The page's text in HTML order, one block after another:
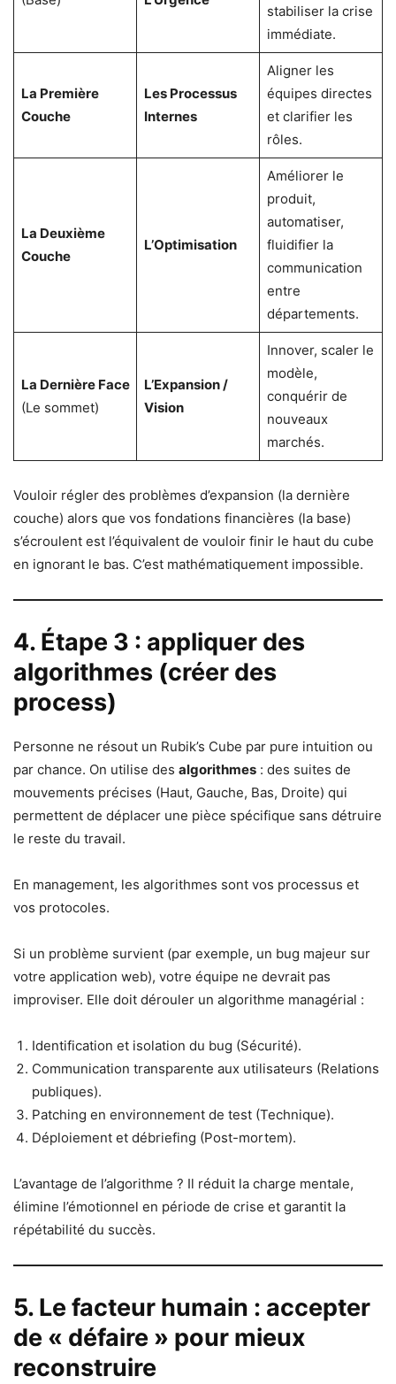
stabiliser la crise
immédiate.
La Première
Couche
Les Processus
Internes
Aligner les
équipes directes
et clarifier les
rôles.
La Deuxième
Couche
L’Optimisation
Améliorer le
produit,
automatiser,
fluidifier la
communication
entre
départements.
La Dernière Face
(Le sommet)
L’Expansion /
Vision
Innover, scaler le
modèle,
conquérir de
nouveaux
marchés.
Vouloir régler des problèmes d’expansion (la dernière
couche) alors que vos fondations financières (la base)
s’écroulent est l’équivalent de vouloir finir le haut du cube
en ignorant le bas. C’est mathématiquement impossible.
4. Étape 3 : appliquer des
algorithmes (créer des
process)
Personne ne résout un Rubik’s Cube par pure intuition ou
par chance. On utilise des algorithmes : des suites de
mouvements précises (Haut, Gauche, Bas, Droite) qui
permettent de déplacer une pièce spécifique sans détruire
le reste du travail.
En management, les algorithmes sont vos processus et
vos protocoles.
Si un problème survient (par exemple, un bug majeur sur
votre application web), votre équipe ne devrait pas
improviser. Elle doit dérouler un algorithme managérial :
Identification et isolation du bug (Sécurité).
Communication transparente aux utilisateurs (Relations
publiques).
Patching en environnement de test (Technique).
Déploiement et débriefing (Post-mortem).
L’avantage de l’algorithme ? Il réduit la charge mentale,
élimine l’émotionnel en période de crise et garantit la
répétabilité du succès.
5. Le facteur humain : accepter
de « défaire » pour mieux
reconstruire